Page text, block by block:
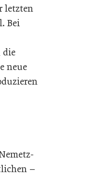
letzten
Bei
die
neue
–